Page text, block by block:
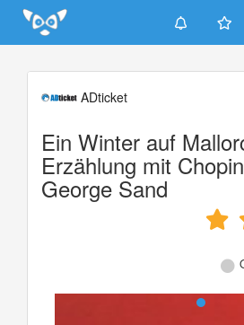
Update cookies preferences
ADticket
Ein Winter auf
Erzählung mit
George Sand